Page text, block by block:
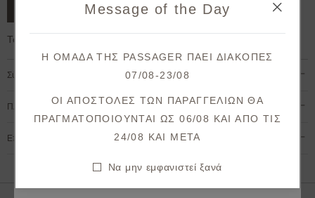
ΠΡΟΣΘΗΚΗ ΣΤΟ ΚΑΛΑΘΙ
Το μοντέλο έχει ύψος 1,78cm και φοράει S
Σύνθεση & Φροντίδα
Πληρωμή & Αποστολή
Επιστροφές & Ακυρώσεις
στην πρώτη σας παραγγελία!
παραλαβές & μοναδικές προσφορές.
Συμφωνώ με τους όρους και προϋποθέσεις
Message of the Day
Η ΟΜΑΔΑ ΤΗΣ PASSAGER ΠΑΕΙ ΔΙΑΚΟΠΕΣ
07/08-23/08
ΟΙ ΑΠΟΣΤΟΛΕΣ ΤΩΝ ΠΑΡΑΓΓΕΛΙΩΝ ΘΑ
ΠΡΑΓΜΑΤΟΠΟΙΟΥΝΤΑΙ ΩΣ 06/08 ΚΑΙ ΑΠΟ ΤΙΣ
24/08 KAI META
Να μην εμφανιστεί ξανά